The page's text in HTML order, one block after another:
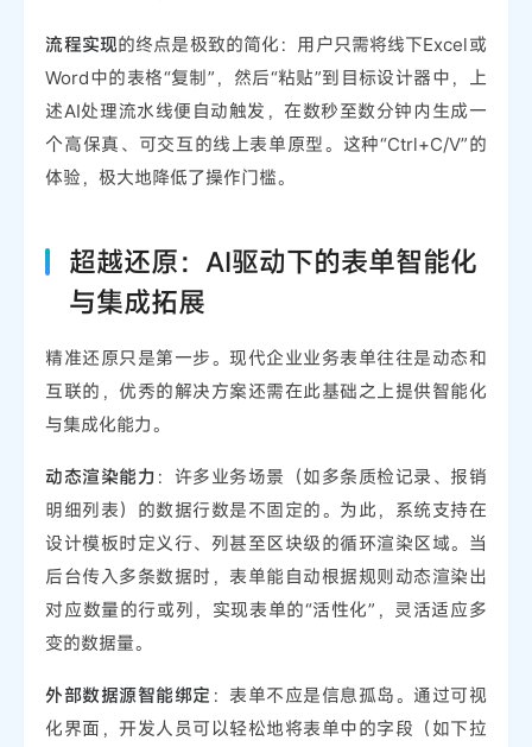
流程实现的终点是极致的简化：用户只需将线下Excel或
Word中的表格“复制”，然后“粘贴”到目标设计器中，上
述AI处理流水线便自动触发，在数秒至数分钟内生成一
个高保真、可交互的线上表单原型。这种“Ctrl+C/V”的
体验，极大地降低了操作门槛。
超越还原：AI驱动下的表单智能化
与集成拓展
精准还原只是第一步。现代企业业务表单往往是动态和
互联的，优秀的解决方案还需在此基础之上提供智能化
与集成化能力。
动态渲染能力 ：许多业务场景（如多条质检记录、报销
明细列表）的数据行数是不固定的。为此，系统支持在
设计模板时定义行、列甚至区块级的循环渲染区域。当
后台传入多条数据时，表单能自动根据规则动态渲染出
对应数量的行或列，实现表单的“活性化”，灵活适应多
变的数据量。
外部数据源智能绑定 ：表单不应是信息孤岛。通过可视
化界面，开发人员可以轻松地将表单中的字段（如下拉